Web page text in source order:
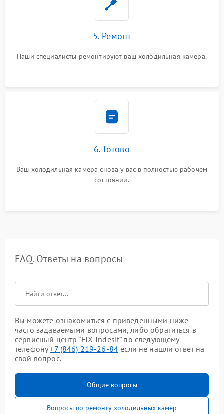
5. Ремонт
Наши специалисты ремонтируют ваш холодильная камера.
6. Готово
Ваш холодильная камера снова у вас в полностью рабочем
состоянии.
FAQ. Ответы на вопросы
Вы можете ознакомиться с приведенными ниже
часто задаваемыми вопросами, либо обратиться в
сервисный центр “FIX-Indesit” по следующему
телефону+7 (846) 219-26-84 если не нашли ответ на
свой вопрос.
Общие вопросы
Вопросы по ремонту холодильных камер